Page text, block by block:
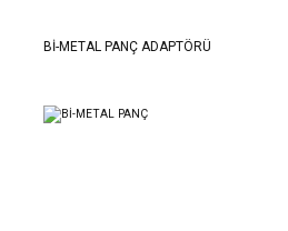
Bİ-METAL PANÇ ADAPTÖRÜ